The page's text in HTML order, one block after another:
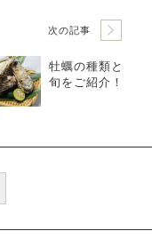
次の記事
牡蠣の種類と
旬をご紹介！